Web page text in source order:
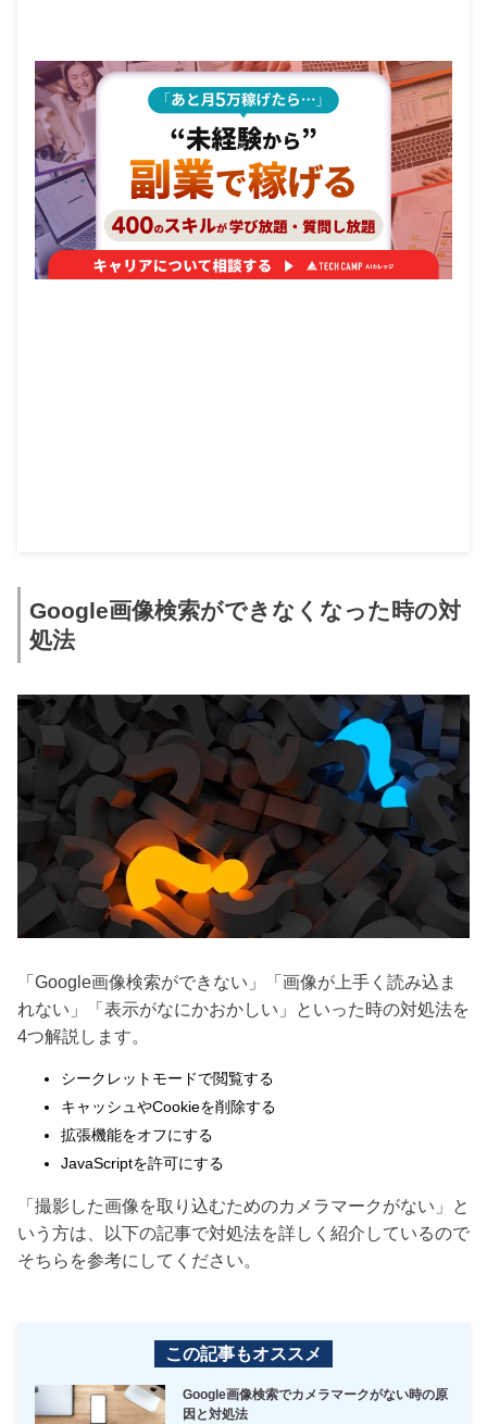
Google画像検索ができなくなった時の対
処法
「Google画像検索ができない」「画像が上手く読み込ま
れない」「表示がなにかおかしい」といった時の対処法を
4つ解説します。
シークレットモードで閲覧する
キャッシュやCookieを削除する
拡張機能をオフにする
JavaScriptを許可にする
「撮影した画像を取り込むためのカメラマークがない」と
いう方は、以下の記事で対処法を詳しく紹介しているので
そちらを参考にしてください。
この記事もオススメ
Google画像検索でカメラマークがない時の原
因と対処法